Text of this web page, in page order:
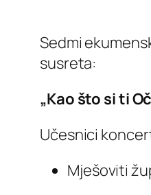
Sedmi
susreta:
„Kao što si ti
Učesnici
Mješoviti